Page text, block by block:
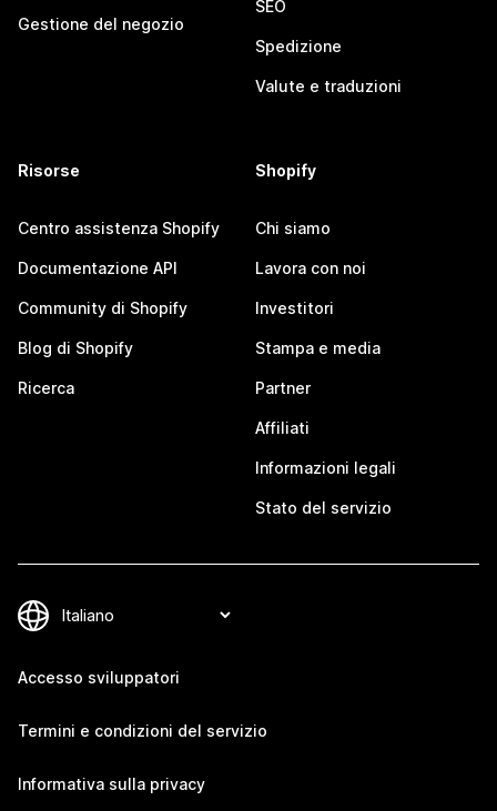
Gestione del negozio
SEO
Spedizione
Valute e traduzioni
Risorse
Centro assistenza Shopify
Documentazione API
Community di Shopify
Blog di Shopify
Ricerca
Shopify
Chi siamo
Lavora con noi
Investitori
Stampa e media
Partner
Affiliati
Informazioni legali
Stato del servizio
Accesso sviluppatori
Termini e condizioni del servizio
Informativa sulla privacy